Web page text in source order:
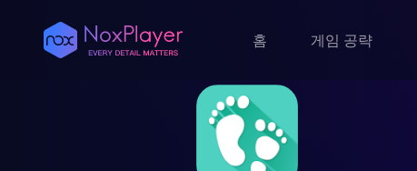
홈 게임 공략